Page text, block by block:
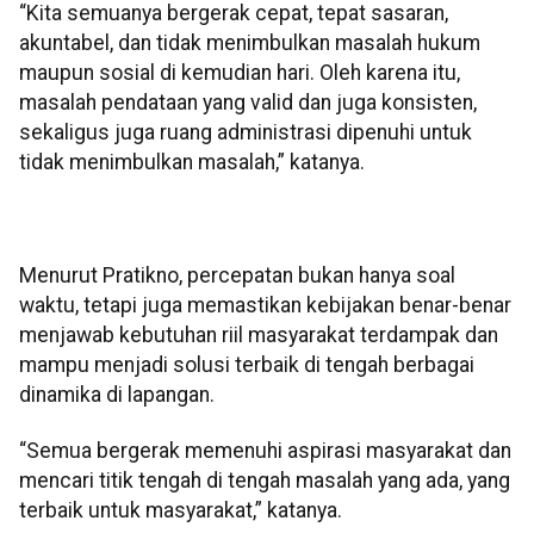
“Kita semuanya bergerak cepat, tepat sasaran,
akuntabel, dan tidak menimbulkan masalah hukum
maupun sosial di kemudian hari. Oleh karena itu,
masalah pendataan yang valid dan juga konsisten,
sekaligus juga ruang administrasi dipenuhi untuk
tidak menimbulkan masalah,” katanya.
Menurut Pratikno, percepatan bukan hanya soal
waktu, tetapi juga memastikan kebijakan benar-benar
menjawab kebutuhan riil masyarakat terdampak dan
mampu menjadi solusi terbaik di tengah berbagai
dinamika di lapangan.
“Semua bergerak memenuhi aspirasi masyarakat dan
mencari titik tengah di tengah masalah yang ada, yang
terbaik untuk masyarakat,” katanya.